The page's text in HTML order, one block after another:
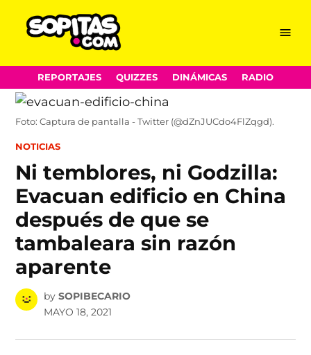
Skip
to
content
Menu
REPORTAJES QUIZZES DINÁMICAS RADIO
Foto: Captura de pantalla - Twitter (@dZnJUCdo4FlZqgd).
POSTED
NOTICIAS
Ni temblores, ni Godzilla:
Evacuan edificio en China
después de que se
tambaleara sin razón
aparente
by SOPIBECARIO
MAYO 18, 2021